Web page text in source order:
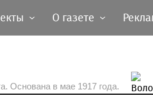
О газете
Основана в мае 1917 года.